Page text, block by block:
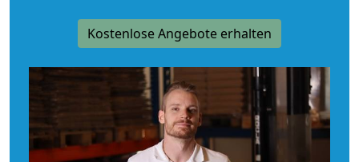
Kostenlose Angebote erhalten